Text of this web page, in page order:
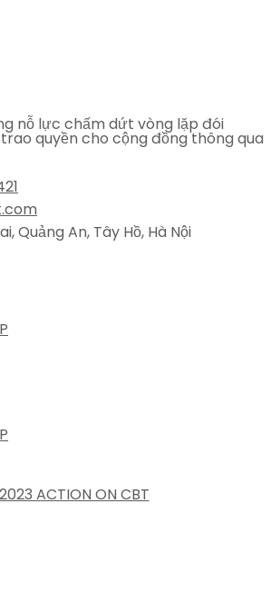
nỗ lực chấm dứt vòng lặp đói
quyền cho cộng đồng thông qua
Quảng An, Tây Hồ, Hà Nội
ACTION ON CBT